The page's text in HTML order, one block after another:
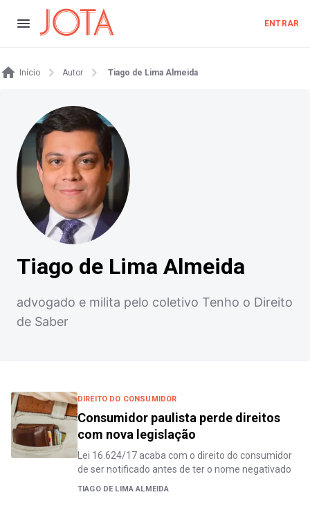
ENTRAR
Início Autor Tiago de Lima Almeida
Tiago de Lima Almeida
advogado e milita pelo coletivo Tenho o Direito
de Saber
DIREITO DO CONSUMIDOR
Consumidor paulista perde direitos
com nova legislação
Lei 16.624/17 acaba com o direito do consumidor
de ser notificado antes de ter o nome negativado
TIAGO DE LIMA ALMEIDA